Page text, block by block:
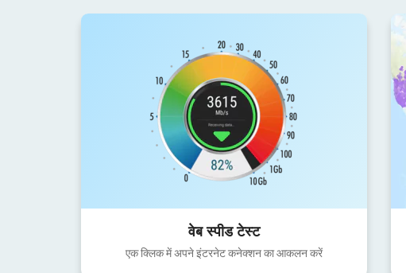
वेब स्पीड टेस्ट
एक क्लिक में अपने इंटरनेट कनेक्शन का आकलन करें